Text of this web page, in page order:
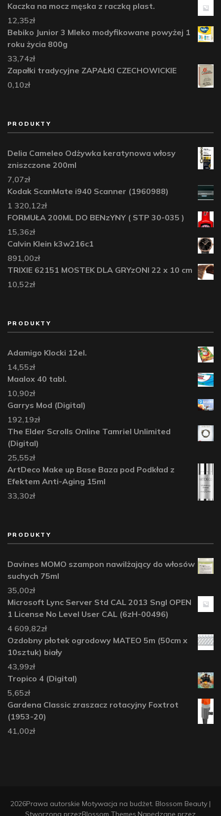
Kaczka na mocz męska z raczką plast.
12,35zł
Bebiko Junior 3 Mleko modyfikowane powyżej 1
roku życia 800g
33,74zł
Zapałki tradycyjne ZAPAŁKI CZECHOWICKIE
0,10zł
PRODUKTY
Delia Cameleo Odżywka keratynowa włosy
zniszczone 200ml
7,07zł
Kodak ScanMate i940 Scanner (1960988)
1 320,12zł
FORMUŁA 200ML DO BENzYNY ( STP 30-035 )
15,36zł
Calvin Klein k3w216c1
891,00zł
TRIXIE 62151 MOSTEK DLA GRYzONI 22 x 10 cm
10,52zł
PRODUKTY
Adamigo Klocki 12el.
14,55zł
Maalox 40 tabl.
10,90zł
Garrys Mod (Digital)
192,19zł
The Elder Scrolls Online Tamriel Unlimited
(Digital)
25,55zł
ArtDeco Make up Base Baza pod Podkład z
Efektem Anti-Aging 15ml
33,30zł
PRODUKTY
Davines MOMO szampon nawilżający do włosów
suchych 75ml
35,00zł
Microsoft Lync Server Std CAL 2013 Sngl OPEN
1 License No Level User CAL (6zH-00496)
4 609,82zł
Ozdobny płotek ogrodowy MATEO 5m (50cm x
10sztuk) biały
43,99zł
Tropico 4 (Digital)
5,65zł
Gardena Classic zraszacz rotacyjny Foxtrot
(1953-20)
41,00zł
2026Prawa autorskie Motywacja na budżet. Blossom Beauty |
Stworzona przezBlossom Themes .Napędzane przez